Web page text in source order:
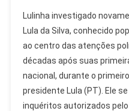
Histórico
De
Sem
Lulinha investigado
Lula da Silva, conhecido
ao centro das atenções
décadas após suas
nacional, durante o
presidente Lula (PT). Ele
inquéritos autorizados pelo